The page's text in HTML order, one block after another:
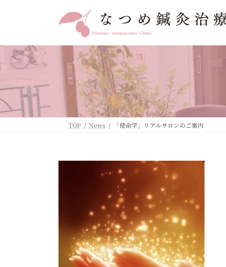
ス
キ
ッ
プ
ン
に
移
動
TOP News 「使命学」リアルサロンのご案内